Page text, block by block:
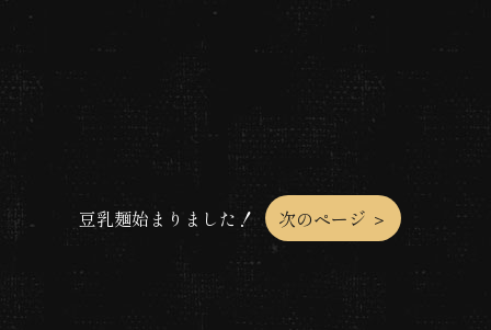
豆乳麺始まりました！ 次のページ ＞